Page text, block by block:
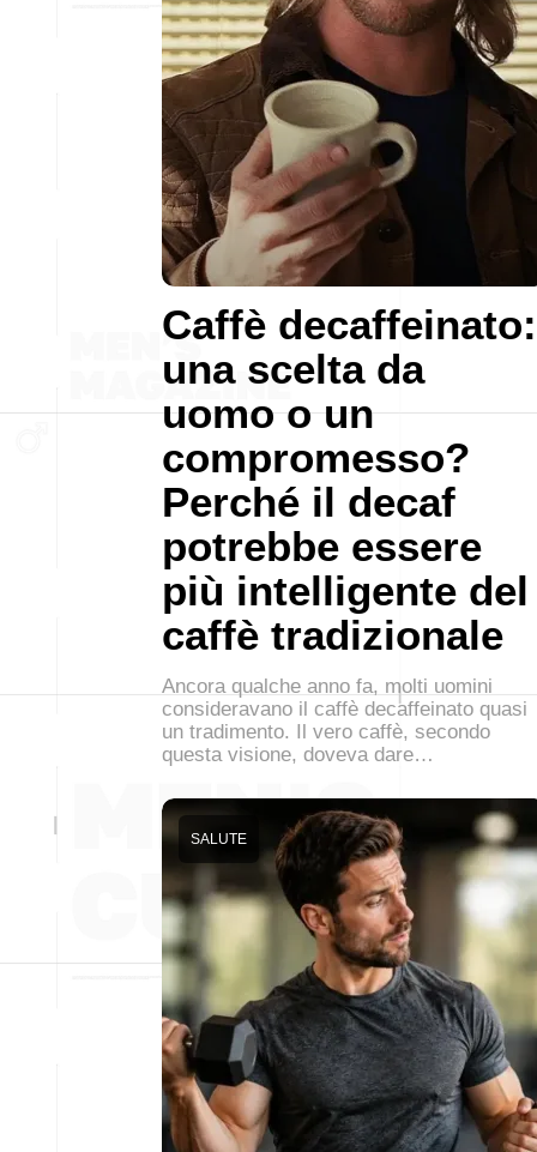
Caffè decaffeinato:
una scelta da
uomo o un
compromesso?
Perché il decaf
potrebbe essere
più intelligente del
caffè tradizionale
Ancora qualche anno fa, molti uomini
consideravano il caffè decaffeinato quasi
un tradimento. Il vero caffè, secondo
questa visione, doveva dare…
SALUTE